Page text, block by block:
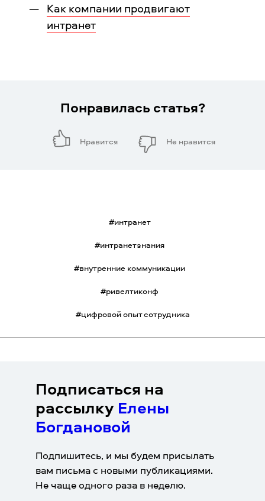
Как компании продвигают
интранет
Понравилась статья?
Нравится Не нравится
#интранет
#интранетзнания
#внутренние коммуникации
#ривелтиконф
#цифровой опыт сотрудника
Подписаться на
рассылку Елены
Богдановой
Подпишитесь, и мы будем присылать
вам письма с новыми публикациями.
Не чаще одного раза в неделю.